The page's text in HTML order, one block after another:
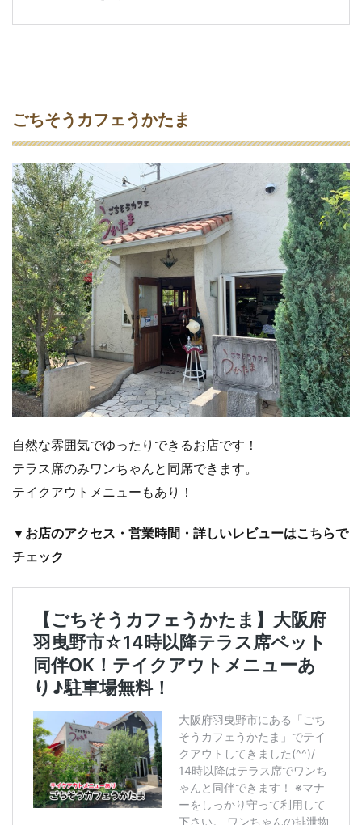
ごちそうカフェうかたま
自然な雰囲気でゆったりできるお店です！
テラス席のみワンちゃんと同席できます。
テイクアウトメニューもあり！
▼お店のアクセス・営業時間・詳しいレビューはこちらで
チェック